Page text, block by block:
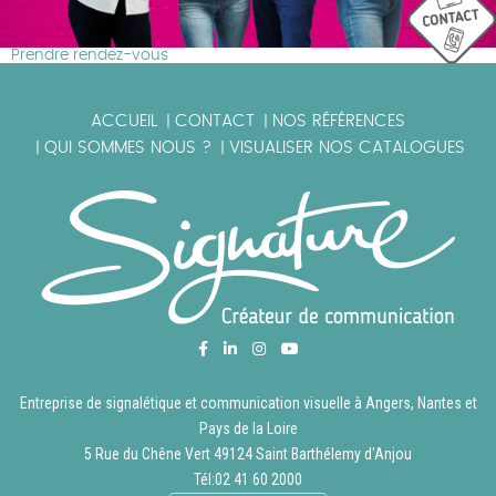
Prendre rendez-vous
ACCUEIL CONTACT NOS RÉFÉRENCES
QUI SOMMES NOUS ? VISUALISER NOS CATALOGUES
Entreprise de signalétique et communication visuelle à Angers, Nantes et
Pays de la Loire
5 Rue du Chêne Vert 49124 Saint Barthélemy d'Anjou
Tél:02 41 60 2000